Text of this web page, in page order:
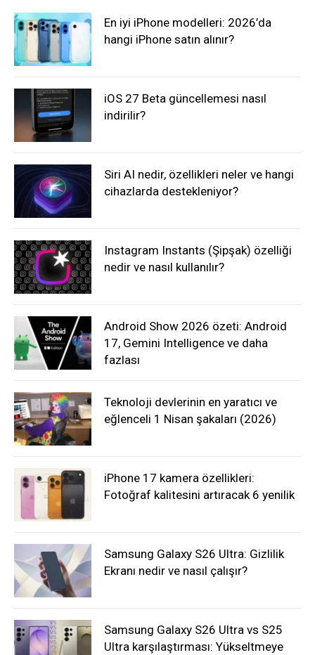
En iyi iPhone modelleri: 2026’da
hangi iPhone satın alınır?
iOS 27 Beta güncellemesi nasıl
indirilir?
Siri AI nedir, özellikleri neler ve hangi
cihazlarda destekleniyor?
Instagram Instants (Şipşak) özelliği
nedir ve nasıl kullanılır?
Android Show 2026 özeti: Android
17, Gemini Intelligence ve daha
fazlası
Teknoloji devlerinin en yaratıcı ve
eğlenceli 1 Nisan şakaları (2026)
iPhone 17 kamera özellikleri:
Fotoğraf kalitesini artıracak 6 yenilik
Samsung Galaxy S26 Ultra: Gizlilik
Ekranı nedir ve nasıl çalışır?
Samsung Galaxy S26 Ultra vs S25
Ultra karşılaştırması: Yükseltmeye